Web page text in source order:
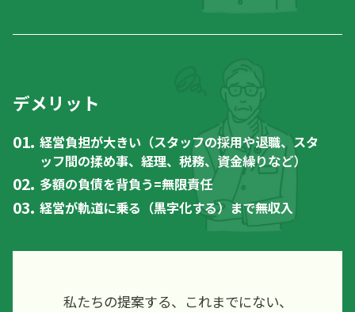
デメリット
経営負担が大きい（スタッフの採用や退職、スタ
ッフ間の揉め事、経理、税務、資金繰りなど）
多額の負債を背負う=無限責任
経営が軌道に乗る（黒字化する）まで無収入
私たちの提案する、これまでにない、